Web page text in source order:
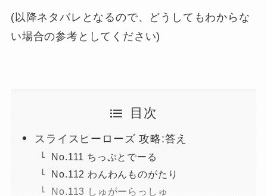
(以降ネタバレとなるので、どうしてもわからな
い場合の参考としてください)
目次
スライスヒーローズ 攻略:答え
No.111 ちっぷとでーる
No.112 わんわんものがたり
No.113 しゅがーらっしゅ